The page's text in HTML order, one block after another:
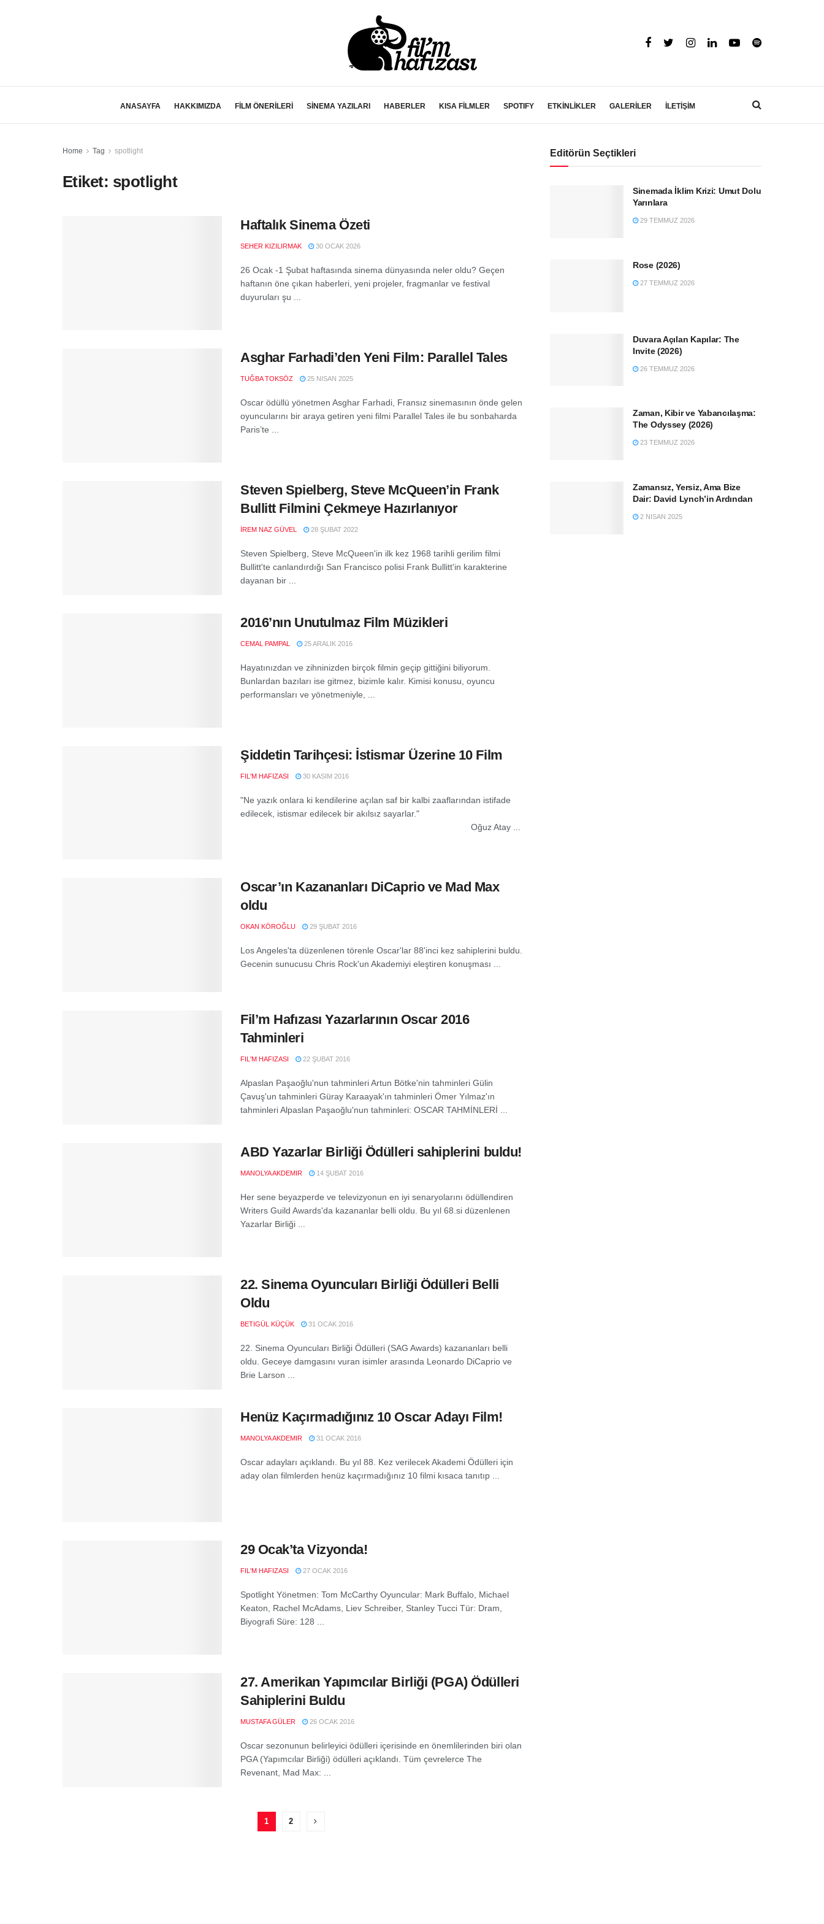
ANASAYFA HAKKIMIZDA FİLM ÖNERİLERİ SİNEMA YAZILARI HABERLER KISA FİLMLER SPOTIFY ETKİNLİKLER GALERİLER İLETİŞİM
Home Tag spotlight
Etiket: spotlight
Haftalık Sinema Özeti
SEHER KIZILIRMAK 30 OCAK 2026
26 Ocak -1 Şubat haftasında sinema dünyasında neler oldu? Geçen
haftanın öne çıkan haberleri, yeni projeler, fragmanlar ve festival
duyuruları şu ...
Asghar Farhadi’den Yeni Film: Parallel Tales
TUĞBA TOKSÖZ 25 NISAN 2025
Oscar ödüllü yönetmen Asghar Farhadi, Fransız sinemasının önde gelen
oyuncularını bir araya getiren yeni filmi Parallel Tales ile bu sonbaharda
Paris’te ...
Steven Spielberg, Steve McQueen’in Frank
Bullitt Filmini Çekmeye Hazırlanıyor
İREM NAZ GÜVEL 28 ŞUBAT 2022
Steven Spielberg, Steve McQueen'in ilk kez 1968 tarihli gerilim filmi
Bullitt'te canlandırdığı San Francisco polisi Frank Bullitt'in karakterine
dayanan bir ...
2016’nın Unutulmaz Film Müzikleri
CEMAL PAMPAL 25 ARALIK 2016
Hayatınızdan ve zihninizden birçok filmin geçip gittiğini biliyorum.
Bunlardan bazıları ise gitmez, bizimle kalır. Kimisi konusu, oyuncu
performansları ve yönetmeniyle, ...
Şiddetin Tarihçesi: İstismar Üzerine 10 Film
FIL'M HAFIZASI 30 KASIM 2016
"Ne yazık onlara ki kendilerine açılan saf bir kalbi zaaflarından istifade
edilecek, istismar edilecek bir akılsız sayarlar."
Oğuz Atay ...
Oscar’ın Kazananları DiCaprio ve Mad Max
oldu
OKAN KÖROĞLU 29 ŞUBAT 2016
Los Angeles'ta düzenlenen törenle Oscar'lar 88'inci kez sahiplerini buldu.
Gecenin sunucusu Chris Rock'un Akademiyi eleştiren konuşması ...
Fil’m Hafızası Yazarlarının Oscar 2016
Tahminleri
FIL'M HAFIZASI 22 ŞUBAT 2016
Alpaslan Paşaoğlu'nun tahminleri Artun Bötke'nin tahminleri Gülin
Çavuş'un tahminleri Güray Karaayak'ın tahminleri Ömer Yılmaz'ın
tahminleri Alpaslan Paşaoğlu'nun tahminleri: OSCAR TAHMİNLERİ ...
ABD Yazarlar Birliği Ödülleri sahiplerini buldu!
MANOLYA AKDEMIR 14 ŞUBAT 2016
Her sene beyazperde ve televizyonun en iyi senaryolarını ödüllendiren
Writers Guild Awards'da kazananlar belli oldu. Bu yıl 68.si düzenlenen
Yazarlar Birliği ...
22. Sinema Oyuncuları Birliği Ödülleri Belli
Oldu
BETIGÜL KÜÇÜK 31 OCAK 2016
22. Sinema Oyuncuları Birliği Ödülleri (SAG Awards) kazananları belli
oldu. Geceye damgasını vuran isimler arasında Leonardo DiCaprio ve
Brie Larson ...
Henüz Kaçırmadığınız 10 Oscar Adayı Film!
MANOLYA AKDEMIR 31 OCAK 2016
Oscar adayları açıklandı. Bu yıl 88. Kez verilecek Akademi Ödülleri için
aday olan filmlerden henüz kaçırmadığınız 10 filmi kısaca tanıtıp ...
29 Ocak’ta Vizyonda!
FIL'M HAFIZASI 27 OCAK 2016
Spotlight Yönetmen: Tom McCarthy Oyuncular: Mark Buffalo, Michael
Keaton, Rachel McAdams, Liev Schreiber, Stanley Tucci Tür: Dram,
Biyografi Süre: 128 ...
27. Amerikan Yapımcılar Birliği (PGA) Ödülleri
Sahiplerini Buldu
MUSTAFA GÜLER 26 OCAK 2016
Oscar sezonunun belirleyici ödülleri içerisinde en önemlilerinden biri olan
PGA (Yapımcılar Birliği) ödülleri açıklandı. Tüm çevrelerce The
Revenant, Mad Max: ...
1 2
Editörün Seçtikleri
Sinemada İklim Krizi: Umut Dolu
Yarınlara
29 TEMMUZ 2026
Rose (2026)
27 TEMMUZ 2026
Duvara Açılan Kapılar: The
Invite (2026)
26 TEMMUZ 2026
Zaman, Kibir ve Yabancılaşma:
The Odyssey (2026)
23 TEMMUZ 2026
Zamansız, Yersiz, Ama Bize
Dair: David Lynch’in Ardından
2 NISAN 2025